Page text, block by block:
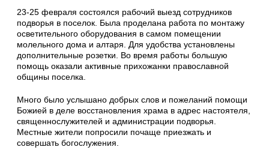
23-25 февраля состоялся рабочий выезд сотрудников
подворья в поселок. Была проделана работа по монтажу
осветительного оборудования в самом помещении
молельного дома и алтаря. Для удобства установлены
дополнительные розетки. Во время работы большую
помощь оказали активные прихожанки православной
общины поселка.
Много было услышано добрых слов и пожеланий помощи
Божией в деле восстановления храма в адрес настоятеля,
священнослужителей и администрации подворья.
Местные жители попросили почаще приезжать и
совершать богослужения.